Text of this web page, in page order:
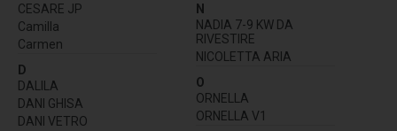
CESARE JP
Camilla
Carmen
D
DALILA
DANI GHISA
DANI VETRO
N
NADIA 7-9 KW DA
RIVESTIRE
NICOLETTA ARIA
O
ORNELLA
ORNELLA V1